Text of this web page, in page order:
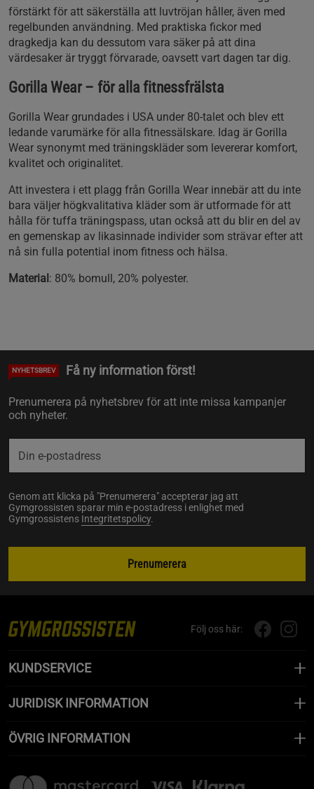
förstärkt för att säkerställa att luvtröjan håller, även med
regelbunden användning. Med praktiska fickor med
dragkedja kan du dessutom vara säker på att dina
värdesaker är tryggt förvarade, oavsett vart dagen tar dig.
Gorilla Wear – för alla fitnessfrälsta
Gorilla Wear grundades i USA under 80-talet och blev ett
ledande varumärke för alla fitnessälskare. Idag är Gorilla
Wear synonymt med träningskläder som levererar komfort,
kvalitet och originalitet.
Att investera i ett plagg från Gorilla Wear innebär att du inte
bara väljer högkvalitativa kläder som är utformade för att
hålla för tuffa träningspass, utan också att du blir en del av
en gemenskap av likasinnade individer som strävar efter att
nå sin fulla potential inom fitness och hälsa.
Material : 80% bomull, 20% polyester.
NYHETSBREV Få ny information först!
Prenumerera på nyhetsbrev för att inte missa kampanjer
och nyheter.
Genom att klicka på "Prenumerera" accepterar jag att
Gymgrossisten sparar min e-postadress i enlighet med
Gymgrossistens Integritetspolicy.
Prenumerera
Följ oss här:
KUNDSERVICE
JURIDISK INFORMATION
ÖVRIG INFORMATION